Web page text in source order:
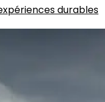
durables